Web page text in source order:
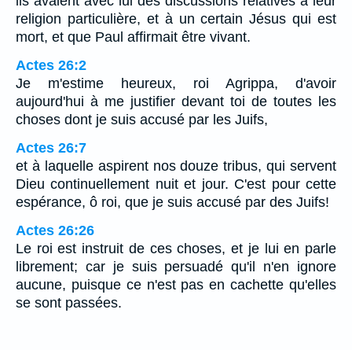
religion particulière, et à un certain Jésus qui est
mort, et que Paul affirmait être vivant.
Actes 26:2
Je m'estime heureux, roi Agrippa, d'avoir
aujourd'hui à me justifier devant toi de toutes les
choses dont je suis accusé par les Juifs,
Actes 26:7
et à laquelle aspirent nos douze tribus, qui servent
Dieu continuellement nuit et jour. C'est pour cette
espérance, ô roi, que je suis accusé par des Juifs!
Actes 26:26
Le roi est instruit de ces choses, et je lui en parle
librement; car je suis persuadé qu'il n'en ignore
aucune, puisque ce n'est pas en cachette qu'elles
se sont passées.